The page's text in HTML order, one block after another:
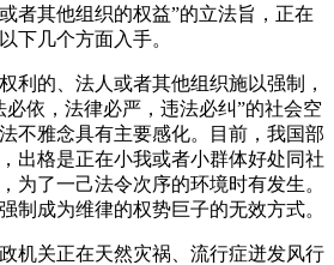
者其他组织的权益”的立法旨，正在
下几个方面入手。
的、法人或者其他组织施以强制，
依，法律必严，违法必纠”的社会空
不雅念具有主要感化。目前，我国部
出格是正在小我或者小群体好处同社
为了一己法令次序的环境时有发生。
制成为维律的权势巨子的无效方式。
关正在天然灾祸、流行症迸发风行